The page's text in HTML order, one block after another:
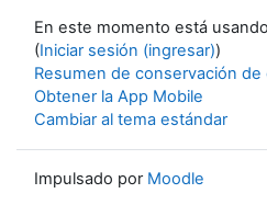
En este momento está
(Iniciar sesión (ingresar))
Resumen de conservación de
Obtener la App Mobile
Cambiar al tema estándar
Impulsado por Moodle